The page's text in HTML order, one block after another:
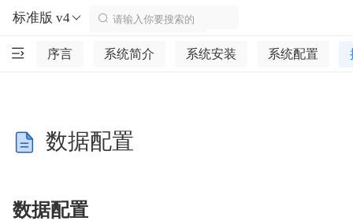
标准版 v4
序言 系统简介 系统安装 系统配置
数据配置
数据配置